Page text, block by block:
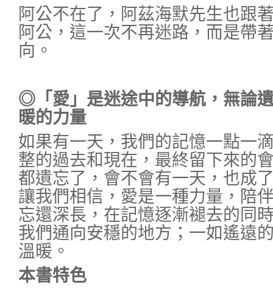
阿公不在了，阿茲海默先生也跟
阿公，這一次不再迷路，而是帶
向。
◎「愛」是迷途中的導航，無論
暖的力量
如果有一天，我們的記憶一點一
整的過去和現在，最終留下來的
都遺忘了，會不會有一天，也成
讓我們相信，愛是一種力量，陪
忘還深長，在記憶逐漸褪去的同
我們通向安穩的地方；一如遙遠
溫暖。
本書特色